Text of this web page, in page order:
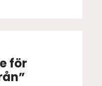
för